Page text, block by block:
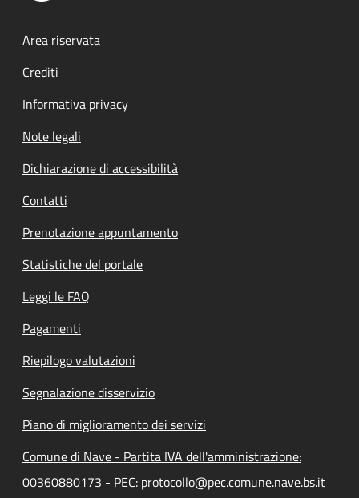
Footer menu
Area riservata
Crediti
Informativa privacy
Note legali
Dichiarazione di accessibilità
Contatti
Prenotazione appuntamento
Statistiche del portale
Leggi le FAQ
Pagamenti
Riepilogo valutazioni
Segnalazione disservizio
Piano di miglioramento dei servizi
Comune di Nave - Partita IVA dell'amministrazione:
00360880173 - PEC: protocollo@pec.comune.nave.bs.it